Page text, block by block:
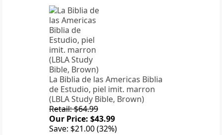
La Biblia de las Americas Biblia
de Estudio, piel imit. marron
(LBLA Study Bible, Brown)
Retail: $64.99
Our Price: $43.99
Save: $21.00 (32%)